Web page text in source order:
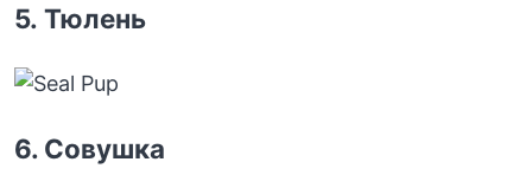
5. Тюлень
6. Совушка